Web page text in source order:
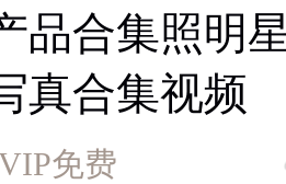
品合集照明
真合集视频
免费